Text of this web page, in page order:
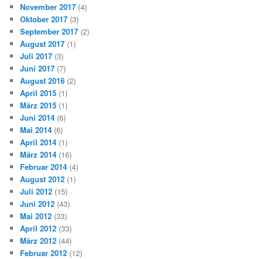
November 2017 (4)
Oktober 2017 (3)
September 2017 (2)
August 2017 (1)
Juli 2017 (3)
Juni 2017 (7)
August 2016 (2)
April 2015 (1)
März 2015 (1)
Juni 2014 (6)
Mai 2014 (6)
April 2014 (1)
März 2014 (16)
Februar 2014 (4)
August 2012 (1)
Juli 2012 (15)
Juni 2012 (43)
Mai 2012 (33)
April 2012 (33)
März 2012 (44)
Februar 2012 (12)